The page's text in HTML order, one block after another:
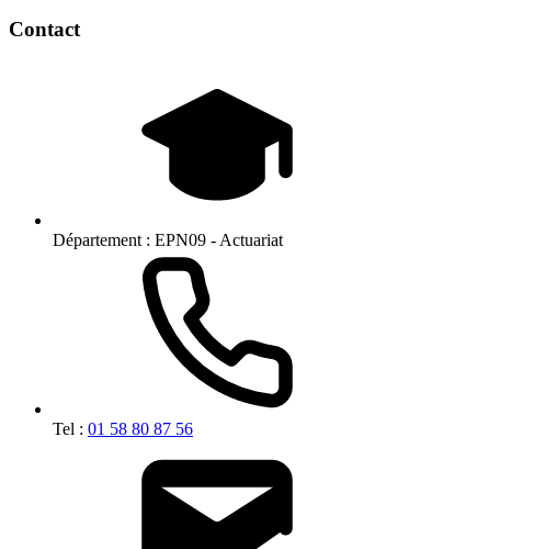
Contact
Département : EPN09 - Actuariat
Tel : 01 58 80 87 56